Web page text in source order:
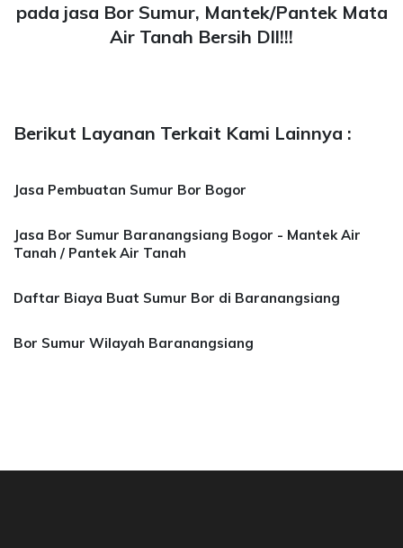
pada jasa Bor Sumur, Mantek/Pantek Mata
Air Tanah Bersih Dll!!!
Berikut Layanan Terkait Kami Lainnya :
Jasa Pembuatan Sumur Bor Bogor
Jasa Bor Sumur Baranangsiang Bogor - Mantek Air
Tanah / Pantek Air Tanah
Daftar Biaya Buat Sumur Bor di Baranangsiang
Bor Sumur Wilayah Baranangsiang